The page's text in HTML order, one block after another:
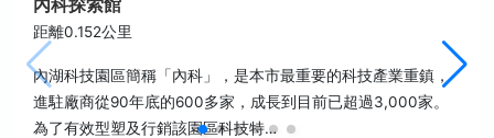
內科探索館
距離0.152公里
內湖科技園區簡稱「內科」，是本市最重要的科技產業重鎮，
進駐廠商從90年底的600多家，成長到目前已超過3,000家。
為了有效型塑及行銷該園區科技特…